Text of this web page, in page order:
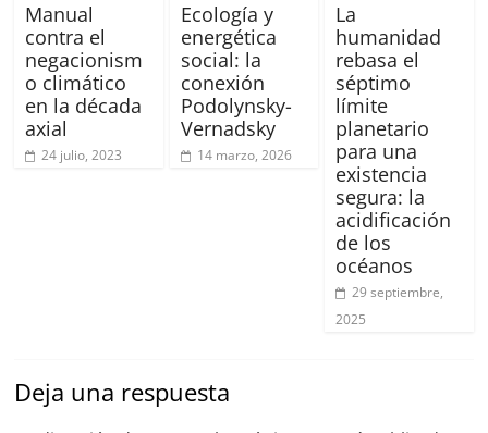
Manual
contra el
negacionism
o climático
en la década
axial
24 julio, 2023
Ecología y
energética
social: la
conexión
Podolynsky-
Vernadsky
14 marzo, 2026
La
humanidad
rebasa el
séptimo
límite
planetario
para una
existencia
segura: la
acidificación
de los
océanos
29 septiembre,
2025
Deja una respuesta